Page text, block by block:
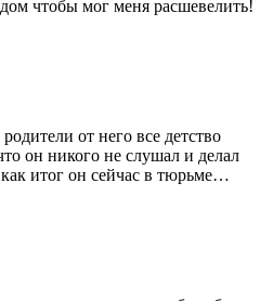
чтобы мог меня расшевелить!
от него все детство
он никого не слушал и делал
как итог он сейчас в тюрьме…